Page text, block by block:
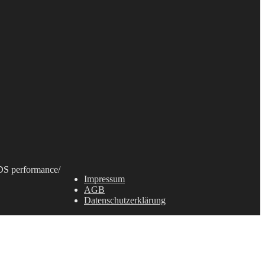
performance/
Impressum
AGB
Datenschutzerklärung